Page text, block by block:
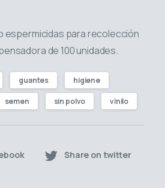
espermicidas para recolección
de 100 unidades.
guantes higiene
semen sin polvo vinilo
Share on twitter